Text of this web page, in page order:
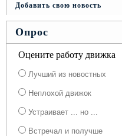
Добавить свою новость
Опрос
Оцените работу движка
Лучший из новостных
Неплохой движок
Устраивает ... но ...
Встречал и получше